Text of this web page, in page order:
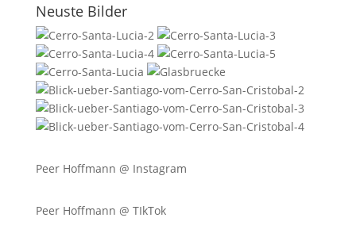
Neuste Bilder
Peer Hoffmann @ Instagram
Peer Hoffmann @ TIkTok